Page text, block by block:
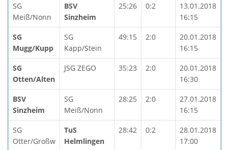
SG
Meiß/Nonn
BSV
Sinzheim
25:26 0:2
13.01.2018
16:15
SG
Mugg/Kupp
SG
Kapp/Stein
49:15 2:0
20.01.2018
16:15
SG
Otten/Alten
JSG ZEGO 35:23 2:0
20.01.2018
16:30
BSV
Sinzheim
SG
Meiß/Nonn
28:25 2:0
27.01.2018
16:15
SG
Otter/Großw
TuS
Helmlingen
28:42 0:2
28.01.2018
17:00